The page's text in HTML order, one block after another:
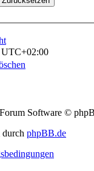
UTC+02:00
Software ©
durch phpBB.de